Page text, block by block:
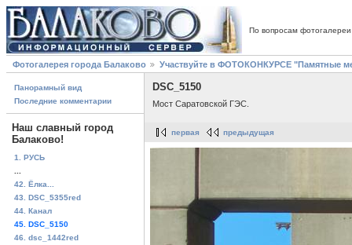
По вопросам
Фотогалерея города Балаково Участвуйте в ФОТОКОНКУРСЕ "Памятные
Панорамный вид
Последние комментарии
Наш славный город
Балаково!
1. РУСЬ
42. Ёлка...
43. DSC_5355red
44. Канал
45. DSC_5150
46. dsc_1442red
DSC_5150
Мост Саратовской ГЭС.
первая предыдущая